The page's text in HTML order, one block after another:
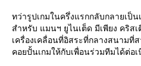
ทว่ารูปเกมในครึ่งแรกกลับกลายเป็
สำหรับ แมนฯ ยูไนเต็ด มีเพียง คริส
เครื่องเคลื่อนที่อิสระที่กลางสนาม
คอยปั้นเกมให้กับเพื่อนร่วมทีมได้ต่อเ